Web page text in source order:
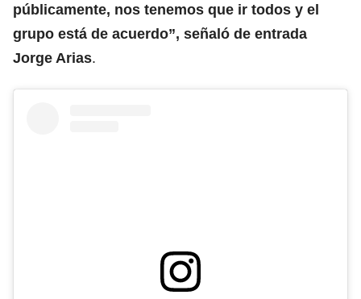
públicamente, nos tenemos que ir todos y el
grupo está de acuerdo”, señaló de entrada
Jorge Arias.